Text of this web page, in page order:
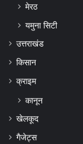
मेरठ
यमुना सिटी
उत्तराखंड
किसान
क्राइम
कानून
खेलकूद
गैजेट्स